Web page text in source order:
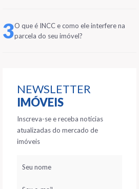
3O que é INCC e como ele interfere na
parcela do seu imóvel?
NEWSLETTER
IMÓVEIS
Inscreva-se e receba notícias
atualizadas do mercado de
imóveis